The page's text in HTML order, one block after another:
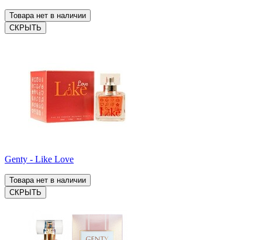
Товара нет в наличии
СКРЫТЬ
Genty - Like Love
Товара нет в наличии
СКРЫТЬ